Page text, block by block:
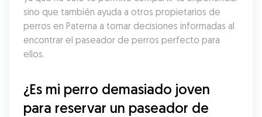
sino que también ayuda a otros propietarios de
perros en Paterna a tomar decisiones informadas al
encontrar el paseador de perros perfecto para
ellos.
¿Es mi perro demasiado joven
para reservar un paseador de